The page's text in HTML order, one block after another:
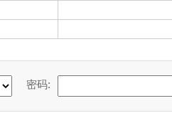
密码: